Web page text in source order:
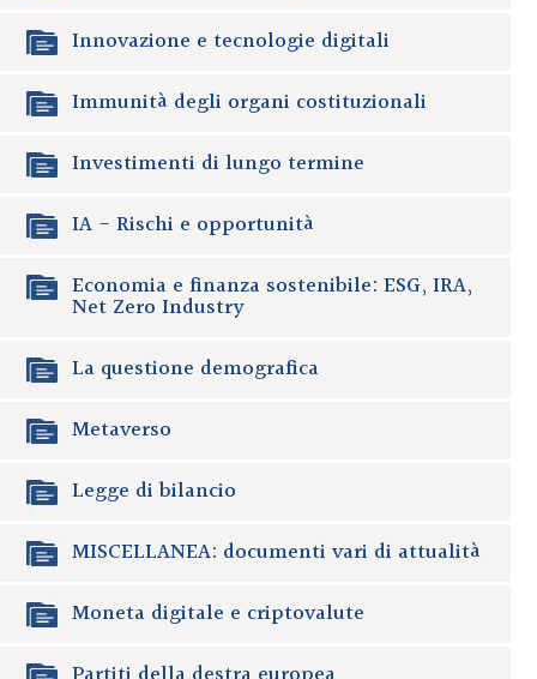
Innovazione e tecnologie digitali
Immunità degli organi costituzionali
Investimenti di lungo termine
IA - Rischi e opportunità
Economia e finanza sostenibile: ESG, IRA,
Net Zero Industry
La questione demografica
Metaverso
Legge di bilancio
MISCELLANEA: documenti vari di attualità
Moneta digitale e criptovalute